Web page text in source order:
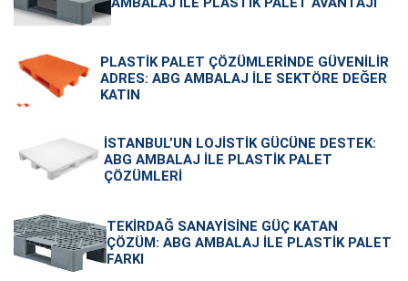
PLASTIK PALET ÇÖZÜMLERINDE GÜVENILIR
ADRES: ABG AMBALAJ ILE SEKTÖRE DEĞER
KATIN
İSTANBUL’UN LOJISTIK GÜCÜNE DESTEK:
ABG AMBALAJ ILE PLASTIK PALET
ÇÖZÜMLERI
TEKIRDAĞ SANAYISINE GÜÇ KATAN
ÇÖZÜM: ABG AMBALAJ ILE PLASTIK PALET
FARKI